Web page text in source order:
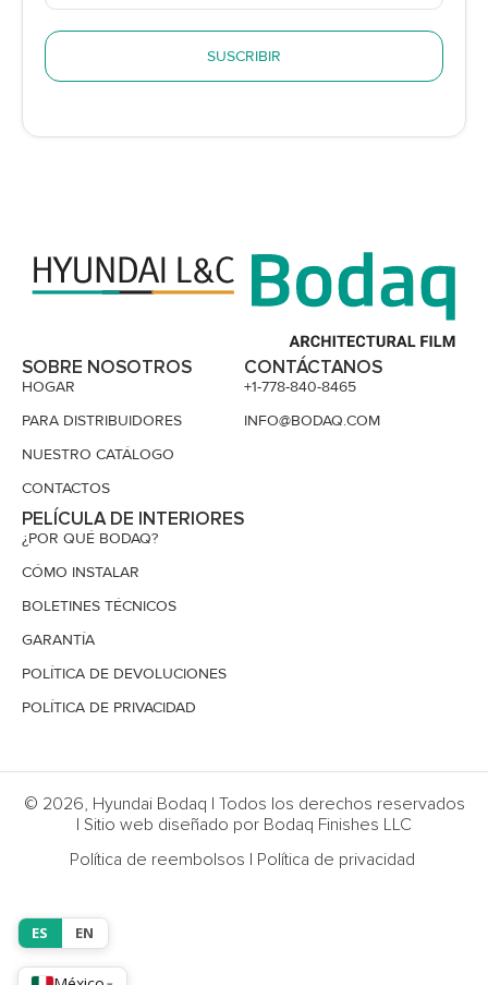
SUSCRIBIR
SOBRE NOSOTROS
HOGAR
PARA DISTRIBUIDORES
NUESTRO CATÁLOGO
CONTACTOS
PELÍCULA DE INTERIORES
¿POR QUÉ BODAQ?
CÓMO INSTALAR
BOLETINES TÉCNICOS
GARANTÍA
POLÍTICA DE DEVOLUCIONES
POLÍTICA DE PRIVACIDAD
CONTÁCTANOS
+1-778-840-8465
INFO@BODAQ.COM
© 2026, Hyundai Bodaq | Todos los derechos reservados
| Sitio web diseñado por Bodaq Finishes LLC
Política de reembolsos | Política de privacidad
ES EN